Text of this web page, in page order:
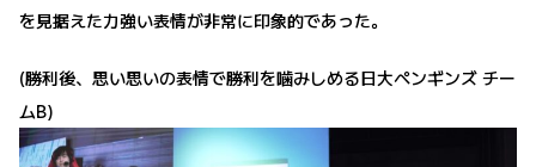
を見据えた力強い表情が非常に印象的であった。
(勝利後、思い思いの表情で勝利を噛みしめる日大ペンギンズ チー
ムB)